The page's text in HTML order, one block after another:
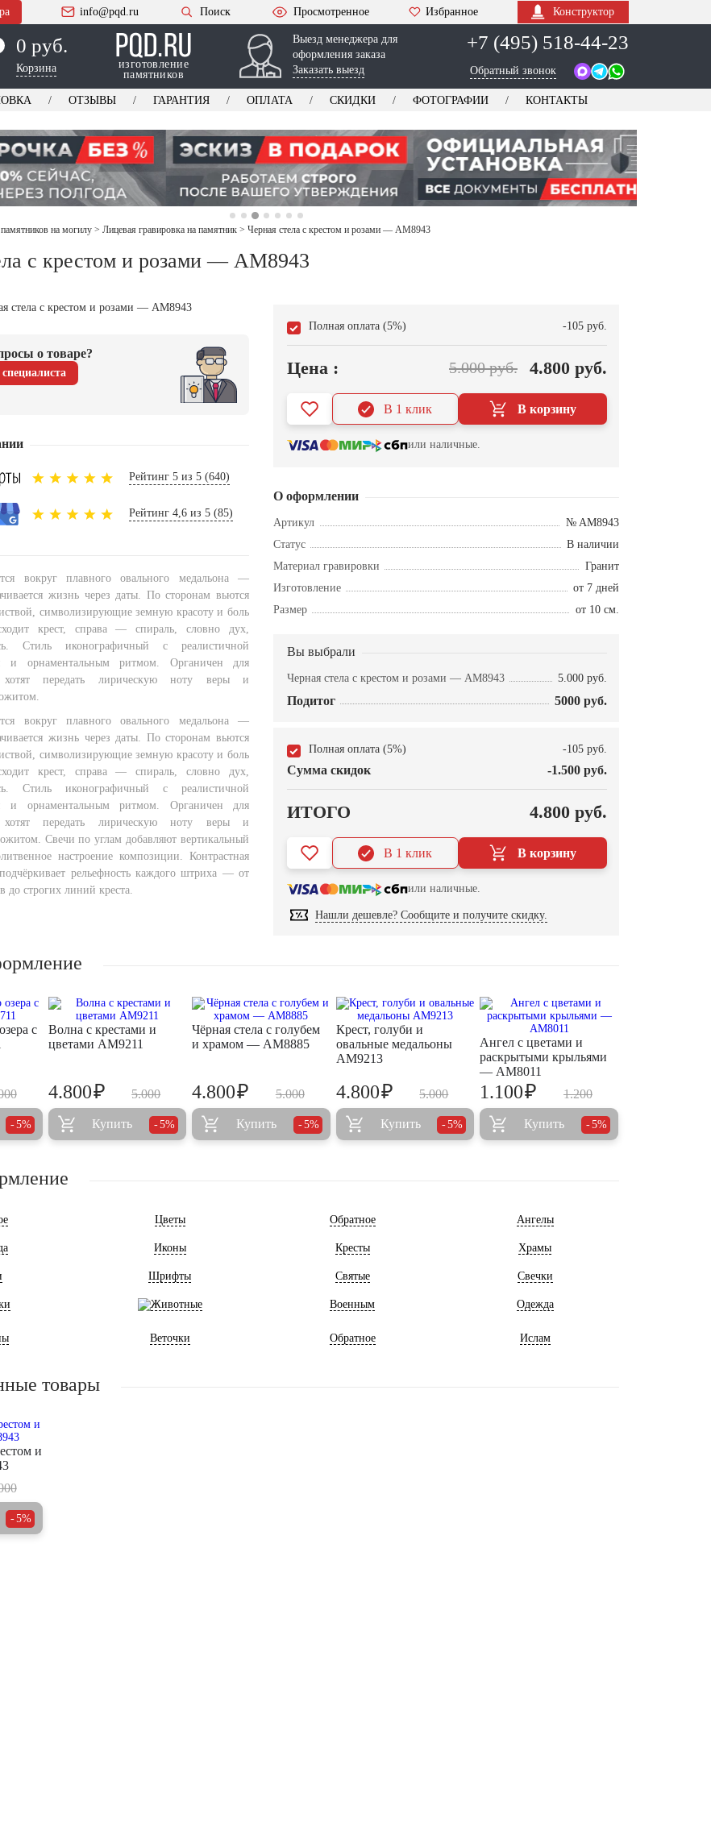
info@pqd.ru Поиск Просмотренное Избранное Конструктор
0 руб.
Корзина
изготовление
памятников
Выезд менеджера для
оформления заказа
Заказать выезд
+7 (495) 518-44-23
Обратный звонок
ОТЗЫВЫ ГАРАНТИЯ ОПЛАТА СКИДКИ ФОТОГРАФИИ КОНТАКТЫ
на могилу > Лицевая гравировка на памятник > Черная стела с крестом и розами — AM8943
с крестом и розами — AM8943
о товаре?
Рейтинг 5 из 5 (640)
Рейтинг 4,6 из 5 (85)
вокруг плавного овального медальона —
жизнь через даты. По сторонам вьются
символизирующие земную красоту и боль
крест, справа — спираль, словно дух,
Стиль иконографичный с реалистичной
и орнаментальным ритмом. Органичен для
хотят передать лирическую ноту веры и
вокруг плавного овального медальона —
жизнь через даты. По сторонам вьются
символизирующие земную красоту и боль
крест, справа — спираль, словно дух,
Стиль иконографичный с реалистичной
и орнаментальным ритмом. Органичен для
хотят передать лирическую ноту веры и
Свечи по углам добавляют вертикальный
настроение композиции. Контрастная
рельефность каждого штриха — от
до строгих линий креста.
Полная оплата (5%) -105 руб.
Цена : 5.000 руб. 4.800 руб.
В корзину
В 1 клик
или наличные.
О оформлении
Артикул
№ AM8943
Статус
В наличии
Материал гравировки
Гранит
Изготовление
от 7 дней
Размер
от 10 см.
Вы выбрали
Черная стела с крестом и розами — AM8943 5.000 руб.
Подитог 5000 руб.
Полная оплата (5%) -105 руб.
Сумма скидок -1.500 руб.
ИТОГО 4.800 руб.
В корзину
В 1 клик
или наличные.
Нашли дешевле? Сообщите и получите скидку.
с
5%
Волна с крестами и
цветами AM9211
5.000
4.800₽
Купить 5%
Чёрная стела с голубем
и храмом — AM8885
5.000
4.800₽
Купить 5%
Крест, голуби и
овальные медальоны
AM9213
5.000
4.800₽
Купить 5%
Ангел с цветами и
раскрытыми крыльями
— AM8011
1.200
1.100₽
Купить 5%
Цветы Обратное Ангелы
Иконы Кресты Храмы
Шрифты Святые Свечки
Животные Военным Одежда
Веточки Обратное Ислам
товары
и
5%